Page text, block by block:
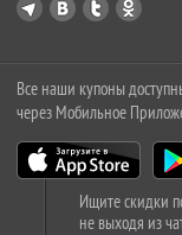
Все наши купоны
через Мобильное
Ищите скидки
не выходя из